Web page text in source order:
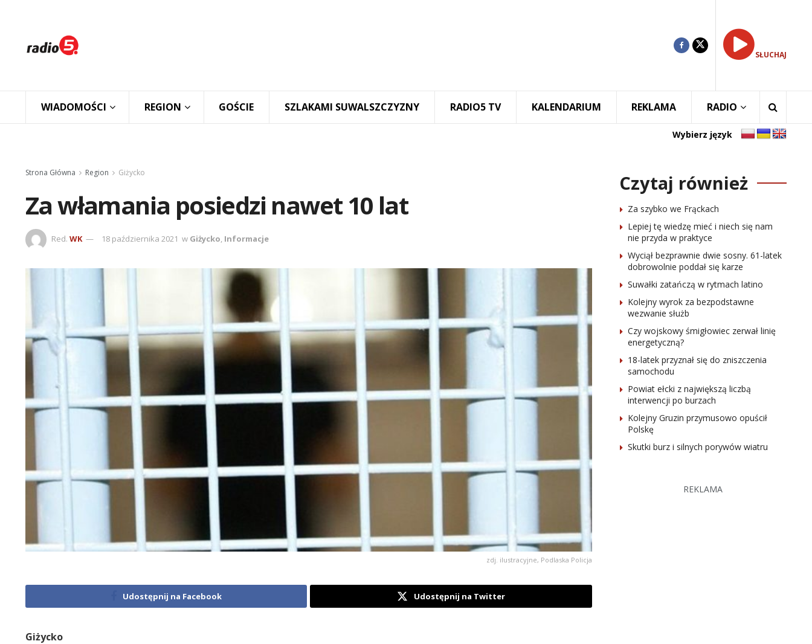
SŁUCHAJ
WIADOMOŚCI REGION GOŚCIE SZLAKAMI SUWALSZCZYZNY RADIO5 TV KALENDARIUM REKLAMA RADIO
Wybierz język
Strona Główna Region Giżycko
Za włamania posiedzi nawet 10 lat
Red. WK 18 października 2021 w Giżycko, Informacje
zdj. ilustracyjne, Podlaska Policja
Udostępnij na Facebook Udostępnij na Twitter
Giżycko
Czytaj również
Za szybko we Frąckach
Lepiej tę wiedzę mieć i niech się nam
nie przyda w praktyce
Wyciął bezprawnie dwie sosny. 61-latek
dobrowolnie poddał się karze
Suwałki zatańczą w rytmach latino
Kolejny wyrok za bezpodstawne
wezwanie służb
Czy wojskowy śmigłowiec zerwał linię
energetyczną?
18-latek przyznał się do zniszczenia
samochodu
Powiat ełcki z największą liczbą
interwencji po burzach
Kolejny Gruzin przymusowo opuścił
Polskę
Skutki burz i silnych porywów wiatru
REKLAMA